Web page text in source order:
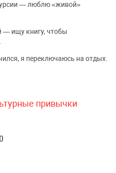
— люблю «живой»
— ищу книгу, чтобы
я переключаюсь на отдых.
привычки